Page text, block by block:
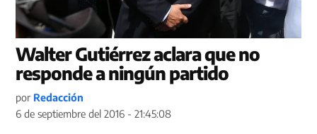
Walter Gutiérrez aclara que no
responde a ningún partido
por Redacción
6 de septiembre del 2016 - 21:45:08